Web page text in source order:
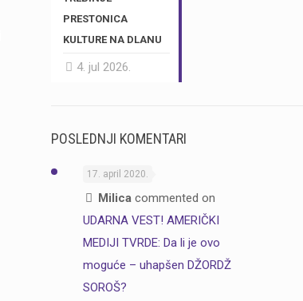
PRESTONICA
KULTURE NA DLANU
4. jul 2026.
POSLEDNJI KOMENTARI
17. april 2020.
Milicacommented on
UDARNA VEST! AMERIČKI
MEDIJI TVRDE: Da li je ovo
moguće – uhapšen DŽORDŽ
SOROŠ?